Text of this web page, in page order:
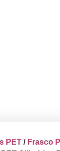
PET / Frasco